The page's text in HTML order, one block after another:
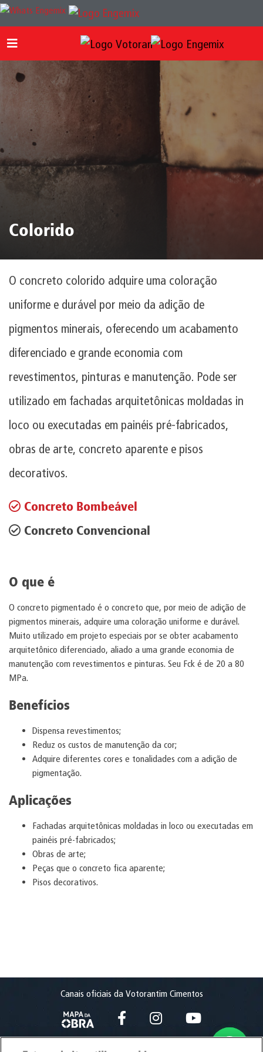
Colorido
O concreto colorido adquire uma coloração
uniforme e durável por meio da adição de
pigmentos minerais, oferecendo um acabamento
diferenciado e grande economia com
revestimentos, pinturas e manutenção. Pode ser
utilizado em fachadas arquitetônicas moldadas in
loco ou executadas em painéis pré-fabricados,
obras de arte, concreto aparente e pisos
decorativos.
Concreto Bombeável
Concreto Convencional
O que é
O concreto pigmentado é o concreto que, por meio de adição de
pigmentos minerais, adquire uma coloração uniforme e durável.
Muito utilizado em projeto especiais por se obter acabamento
arquitetônico diferenciado, aliado a uma grande economia de
manutenção com revestimentos e pinturas. Seu Fck é de 20 a 80
MPa.
Benefícios
Dispensa revestimentos;
Reduz os custos de manutenção da cor;
Adquire diferentes cores e tonalidades com a adição de
pigmentação.
Aplicações
Fachadas arquitetônicas moldadas in loco ou executadas em
painéis pré-fabricados;
Obras de arte;
Peças que o concreto fica aparente;
Pisos decorativos.
Canais oficiais da Votorantim Cimentos
Mapa da ObraFacebookInstagramYouTube